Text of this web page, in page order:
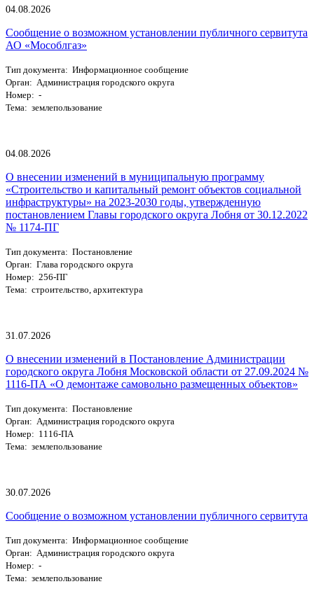
04.08.2026
Сообщение о возможном установлении публичного сервитута
АО «Мособлгаз»
Тип документа: Информационное сообщение
Орган: Администрация городского округа
Номер: -
Тема: землепользование
04.08.2026
О внесении изменений в муниципальную программу
«Строительство и капитальный ремонт объектов социальной
инфраструктуры» на 2023-2030 годы, утвержденную
постановлением Главы городского округа Лобня от 30.12.2022
№ 1174-ПГ
Тип документа: Постановление
Орган: Глава городского округа
Номер: 256-ПГ
Тема: строительство, архитектура
31.07.2026
О внесении изменений в Постановление Администрации
городского округа Лобня Московской области от 27.09.2024 №
1116-ПА «О демонтаже самовольно размещенных объектов»
Тип документа: Постановление
Орган: Администрация городского округа
Номер: 1116-ПА
Тема: землепользование
30.07.2026
Сообщение о возможном установлении публичного сервитута
Тип документа: Информационное сообщение
Орган: Администрация городского округа
Номер: -
Тема: землепользование